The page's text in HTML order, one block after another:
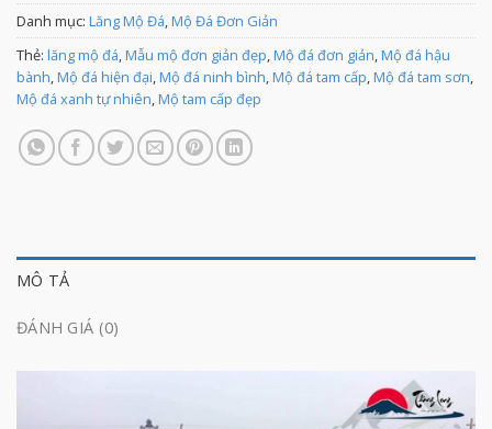
Danh mục: Lăng Mộ Đá,Mộ Đá Đơn Giản
Thẻ: lăng mộ đá,Mẫu mộ đơn giản đẹp,Mộ đá đơn giản,Mộ đá hậu
bành,Mộ đá hiện đại,Mộ đá ninh bình,Mộ đá tam cấp,Mộ đá tam sơn,
Mộ đá xanh tự nhiên,Mộ tam cấp đẹp
MÔ TẢ
ĐÁNH GIÁ (0)